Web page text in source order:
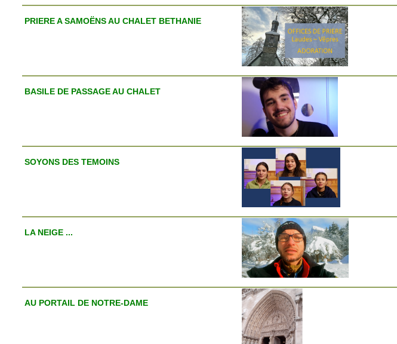
PRIERE A SAMOËNS AU CHALET BETHANIE
BASILE DE PASSAGE AU CHALET
SOYONS DES TEMOINS
LA NEIGE ...
AU PORTAIL DE NOTRE-DAME